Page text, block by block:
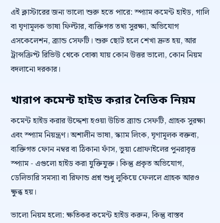
এই ক্লাস্টারের জন্য ভালো শুরু হতে পারে: স্প্যাম কমেন্ট হাইড, গালি
বা ঘৃণামূলক ভাষা ফিল্টার, ব্যক্তিগত তথ্য সুরক্ষা, অভিযোগ
এসকেলেশন, ব্র্যান্ড সেফটি। শুরু ছোট হলে শেখা দ্রুত হয়, আর
ট্রান্সক্রিপ্ট রিভিউ থেকে বোঝা যায় কোন উত্তর ভালো, কোন নিয়ম
বদলানো দরকার।
খারাপ কমেন্ট হাইড করার নৈতিক নিয়ম
কমেন্ট হাইড করার উদ্দেশ্য হওয়া উচিত ব্র্যান্ড সেফটি, গ্রাহক সুরক্ষা
এবং স্প্যাম নিয়ন্ত্রণ। অশালীন ভাষা, স্ক্যাম লিংক, ঘৃণামূলক বক্তব্য,
ব্যক্তিগত ফোন নম্বর বা ঠিকানা ফাঁস, ভুয়া প্রোফাইলের পুনরাবৃত্ত
স্প্যাম - এগুলো হাইড করা যুক্তিযুক্ত। কিন্তু প্রকৃত অভিযোগ,
ডেলিভারি সমস্যা বা রিফান্ড প্রশ্ন শুধু লুকিয়ে ফেললে গ্রাহক আরও
ক্ষুব্ধ হয়।
ভালো নিয়ম হলো: ক্ষতিকর কমেন্ট হাইড করুন, কিন্তু বাস্তব